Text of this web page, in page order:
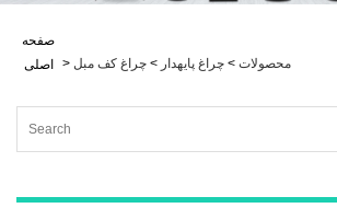
صفحه
اصلی
> محصولات > چراغ پایهدار > چراغ کف مبل